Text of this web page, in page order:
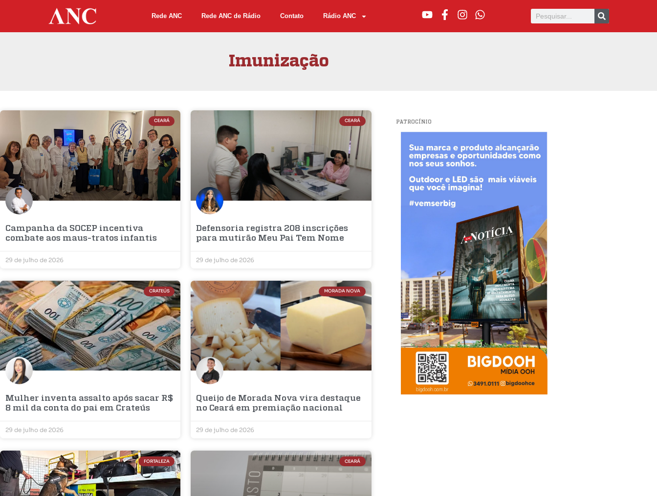
Rede ANC Rede ANC de Rádio Contato Rádio ANC
Imunização
CEARÁ
Campanha da SOCEP incentiva
combate aos maus-tratos infantis
29 de julho de 2026
CEARÁ
Defensoria registra 208 inscrições
para mutirão Meu Pai Tem Nome
29 de julho de 2026
CRATEÚS
Mulher inventa assalto após sacar R$
8 mil da conta do pai em Crateús
29 de julho de 2026
MORADA NOVA
Queijo de Morada Nova vira destaque
no Ceará em premiação nacional
29 de julho de 2026
FORTALEZA CEARÁ
PATROCÍNIO